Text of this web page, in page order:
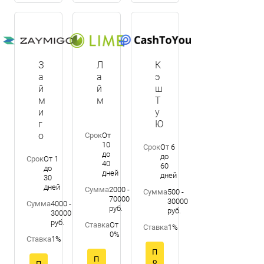
З
а
й
м
и
г
о
СрокОт 1
до
30
дней
Сумма4000 -
30000
руб.
Ставка1%
Л
а
й
м
СрокОт
10
до
40
дней
Сумма2000 -
70000
руб.
СтавкаОт
0%
П
К
э
ш
Т
у
Ю
СрокОт 6
до
60
дней
Сумма500 -
30000
руб.
Ставка1%
П
о